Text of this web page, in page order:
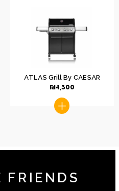
ATLAS Grill By CAESAR
₪4,300
FRIENDS